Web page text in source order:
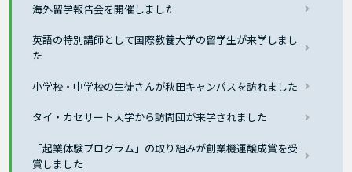
海外留学報告会を開催しました
英語の特別講師として国際教養大学の留学生が来学しまし
た
小学校・中学校の生徒さんが秋田キャンパスを訪れました
タイ・カセサート大学から訪問団が来学されました
「起業体験プログラム」の取り組みが創業機運醸成賞を受
賞しました